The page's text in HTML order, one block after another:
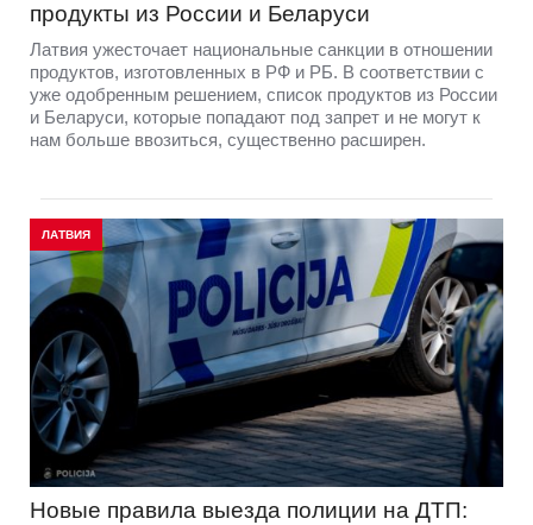
продукты из России и Беларуси
Латвия ужесточает национальные санкции в отношении
продуктов, изготовленных в РФ и РБ. В соответствии с
уже одобренным решением, список продуктов из России
и Беларуси, которые попадают под запрет и не могут к
нам больше ввозиться, существенно расширен.
ЛАТВИЯ
Новые правила выезда полиции на ДТП: